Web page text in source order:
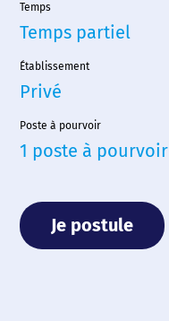
Temps
Temps partiel
Établissement
Privé
Poste à pourvoir
1 poste à pourvoir
Je postule